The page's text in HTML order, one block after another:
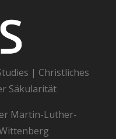
| Christliches
Säkularität
Martin-Luther-